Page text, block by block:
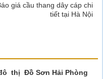
giá cầu thang dây cáp chi
tiết tại Hà Nội
thị Đồ Sơn Hải Phòng